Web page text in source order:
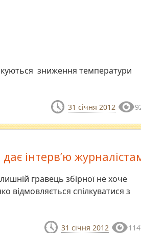
зниження температури
31 січня 2012
інтерв’ю
гравець збірної не хоче
відмовляється спілкуватися з
31 січня 2012